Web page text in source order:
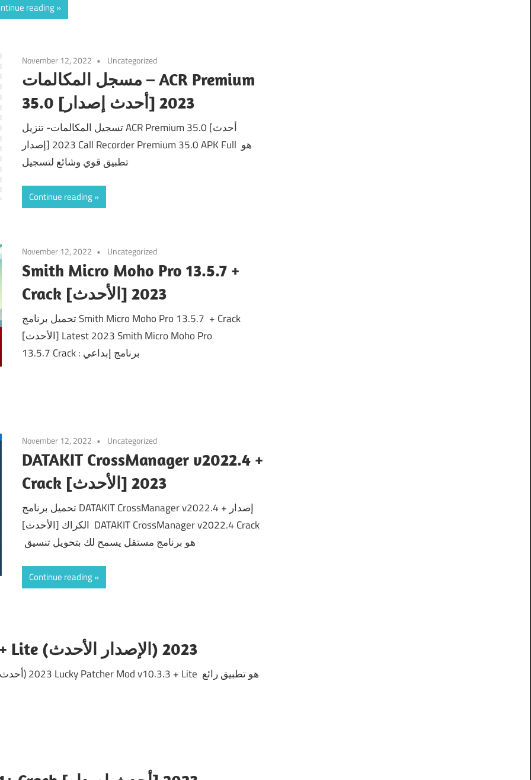
reading
November 12, 2022 Uncategorized
مسجل المكالمات – ACR Premium
35.0 [أحدث إصدار] 2023
تسجيل المكالمات- تنزيل ACR Premium 35.0 [أحدث
إصدار] 2023 Call Recorder Premium 35.0 APK Full هو
تطبيق قوي وشائع لتسجيل
Continue reading
November 12, 2022 Uncategorized
Smith Micro Moho Pro 13.5.7 +
Crack [الأحدث] 2023
تحميل برنامج Smith Micro Moho Pro 13.5.7 + Crack
[الأحدث] Latest 2023 Smith Micro Moho Pro
13.5.7 Crack : برنامج إبداعي
November 12, 2022 Uncategorized
DATAKIT CrossManager v2022.4 +
Crack [الأحدث] 2023
تحميل برنامج DATAKIT CrossManager v2022.4 + إصدار
الكراك [الأحدث] DATAKIT CrossManager v2022.4 Crack
هو برنامج مستقل يسمح لك بتحويل تنسيق
Continue reading
Lucky Patcher v10.3.3 + MOD + Lite (الإصدار الأحدث) 2023
تحميل Lucky Patcher v10.3.3 + MOD + Lite (أحدث إصدار) 2023 Lucky Patcher Mod v10.3.3 + Lite هو تطبيق رائع